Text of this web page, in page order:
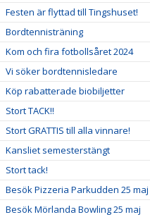
Festen är flyttad till Tingshuset!
Bordtennisträning
Kom och fira fotbollsåret 2024
Vi söker bordtennisledare
Köp rabatterade biobiljetter
Stort TACK!!
Stort GRATTIS till alla vinnare!
Kansliet semesterstängt
Stort tack!
Besök Pizzeria Parkudden 25 maj
Besök Mörlanda Bowling 25 maj